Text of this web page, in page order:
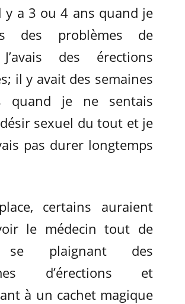
y a 3 ou 4 ans quand je
des problèmes de
des érections
il y avait des semaines
quand je ne sentais
sexuel du tout et je
pas durer longtemps
certains auraient
le médecin tout de
se plaignant des
d’érections et
à un cachet magique